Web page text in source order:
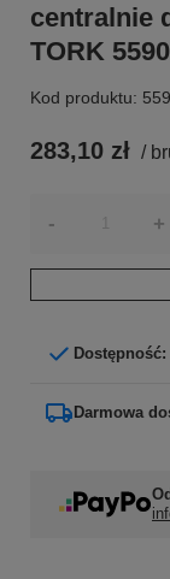
centralnie
TORK
Kod produktu:
283,10 zł /
- +
Dostępność:
Darmowa